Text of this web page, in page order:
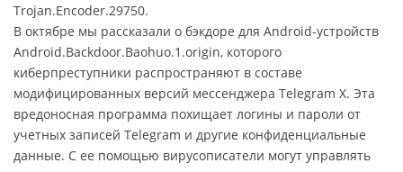
Trojan.Encoder.29750.
В октябре мы рассказали о бэкдоре для Android-устройств
Android.Backdoor.Baohuo.1.origin, которого
киберпреступники распространяют в составе
модифицированных версий мессенджера Telegram X. Эта
вредоносная программа похищает логины и пароли от
учетных записей Telegram и другие конфиденциальные
данные. С ее помощью вирусописатели могут управлять